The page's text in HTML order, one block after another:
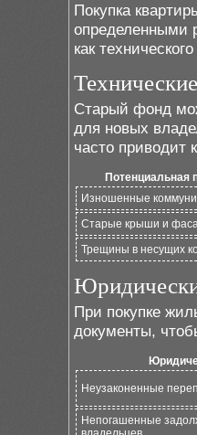
Покупка
определенными
как
Старый фонд
для новых
часто приводит
Потенциальная
Изношенные
Старые крыши и
Трещины в несущих
При покупке
документы,
Неузаконенные
Непогашенные